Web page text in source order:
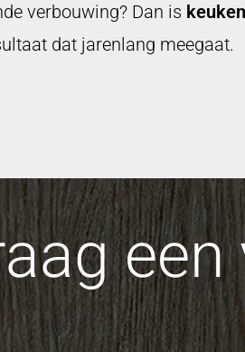
verbouwing? Dan is
dat jarenlang meegaat.